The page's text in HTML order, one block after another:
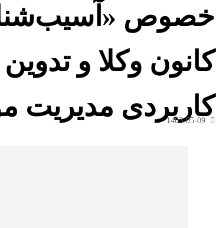
خصوص
کانون وکلا و
کاربردی مدیریت
1403-05-09